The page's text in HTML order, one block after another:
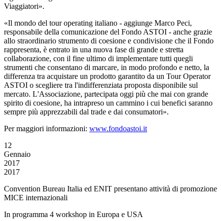
Viaggiatori».
«Il mondo del tour operating italiano - aggiunge Marco Peci,
responsabile della comunicazione del Fondo ASTOI - anche grazie
allo straordinario strumento di coesione e condivisione che il Fondo
rappresenta, è entrato in una nuova fase di grande e stretta
collaborazione, con il fine ultimo di implementare tutti quegli
strumenti che consentano di marcare, in modo profondo e netto, la
differenza tra acquistare un prodotto garantito da un Tour Operator
ASTOI o scegliere tra l'indifferenziata proposta disponibile sul
mercato. L'Associazione, partecipata oggi più che mai con grande
spirito di coesione, ha intrapreso un cammino i cui benefici saranno
sempre più apprezzabili dal trade e dai consumatori».
Per maggiori informazioni: www.fondoastoi.it
12
Gennaio
2017
2017
Convention Bureau Italia ed ENIT presentano attività di promozione
MICE internazionali
In programma 4 workshop in Europa e USA